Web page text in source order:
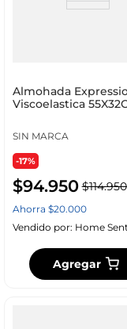
Almohada
Viscoelastica
SIN MARCA
-17%
$94.950 $114.950
Ahorra $20.000
Vendido por: Home
Agregar